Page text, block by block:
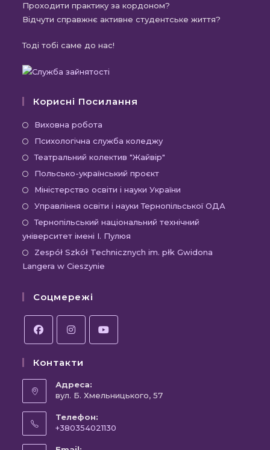
Проходити практику за кордоном?
Відчути справжнє активне студентське життя?
Тоді тобі саме до нас!
Корисні Посилання
Виховна робота
Психологічна служба коледжу
Театральний колектив "Жайвір"
Польсько-український проєкт
Міністерство освіти і науки України
Управління освіти і науки Тернопільської ОДА
Тернопільський національний технічний
університет імені І. Пулюя
Zespół Szkół Technicznych im. płk Gwidona
Langera w Cieszynie
Соцмережі
Контакти
Адреса:
вул. Б. Хмельницького, 57
Телефон:
+380354021130